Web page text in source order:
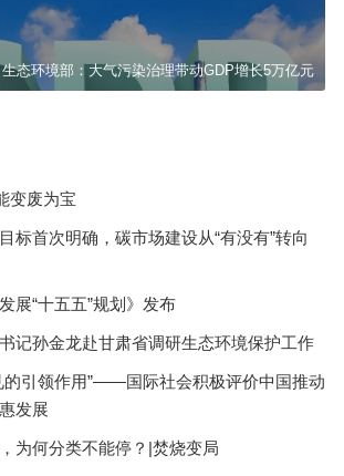
生态环境部：大气污染治理带动GDP增长5万亿元
变废为宝
标首次明确，碳市场建设从“有没有”转向
展“十五五”规划》发布
记孙金龙赴甘肃省调研生态环境保护工作
的引领作用”——国际社会积极评价中国推动
发展
为何分类不能停？|焚烧变局